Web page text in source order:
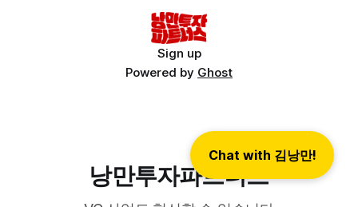
Chat with 김낭만!
Sign up
Powered by Ghost
낭만투자파트너스